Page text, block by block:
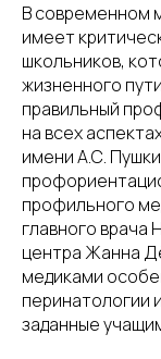
В современном
имеет
школьников,
жизненного
правильный
на всех
имени А.С.
профильного
главного врача
центра Жанна
медиками
перинатологии
заданные